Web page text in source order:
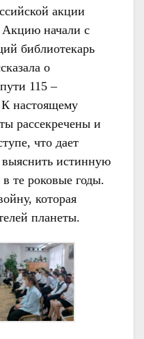
акции
Акцию начали с
библиотекарь
о
115 –
К настоящему
рассекречены и
что дает
выяснить истинную
те роковые годы.
которая
планеты.